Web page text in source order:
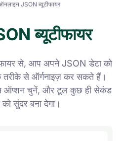
JSON ब्यूटीफायर
ब्यूटीफायर
से, आप अपने JSON डेटा को
से ऑर्गनाइज़ कर सकते हैं।
ऑप्शन चुनें, और टूल कुछ ही सेकंड
सुंदर बना देगा।